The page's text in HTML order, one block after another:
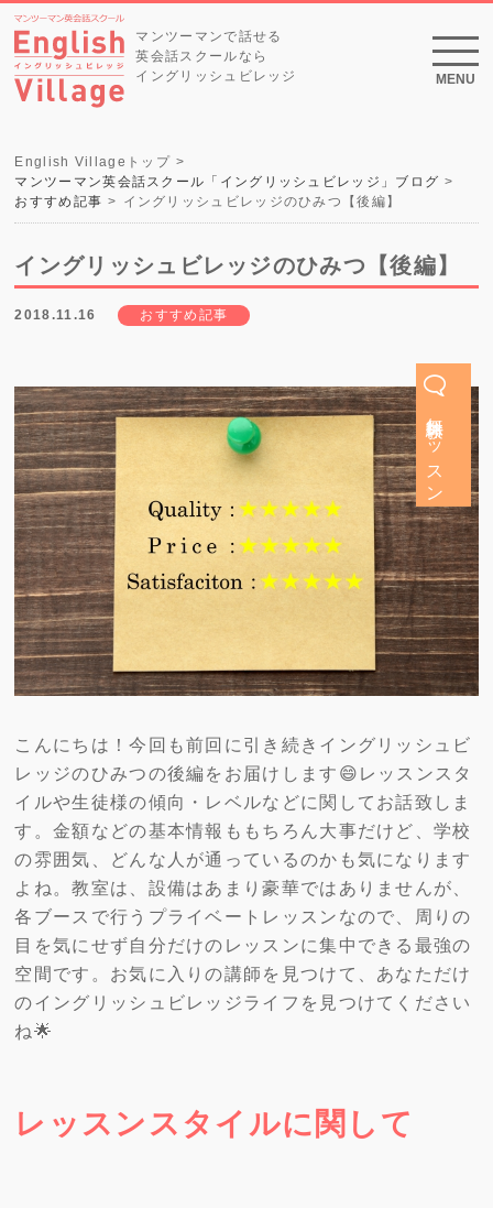
無料体験レッスン
マンツーマンで話せる
英会話スクールなら
イングリッシュビレッジ
MENU
English Villageトップ
マンツーマン英会話スクール「イングリッシュビレッジ」ブログ
おすすめ記事
イングリッシュビレッジのひみつ【後編】
イングリッシュビレッジのひみつ【後編】
2018.11.16 おすすめ記事
こんにちは！今回も前回に引き続きイングリッシュビ
レッジのひみつの後編をお届けします😄レッスンスタ
イルや生徒様の傾向・レベルなどに関してお話致しま
す。金額などの基本情報ももちろん大事だけど、学校
の雰囲気、どんな人が通っているのかも気になります
よね。教室は、設備はあまり豪華ではありませんが、
各ブースで行うプライベートレッスンなので、周りの
目を気にせず自分だけのレッスンに集中できる最強の
空間です。お気に入りの講師を見つけて、あなただけ
のイングリッシュビレッジライフを見つけてください
ね🌟
レッスンスタイルに関して